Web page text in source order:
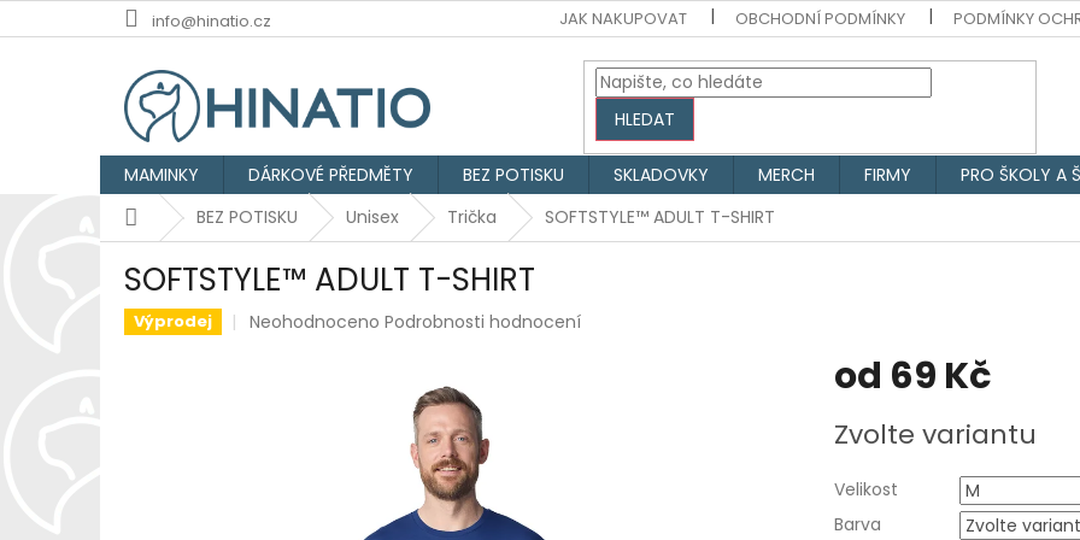
na
info@hinatio.cz JAK NAKUPOVAT OBCHODNÍ PODMÍNKY PODMÍNKY
HLEDAT
MAMINKY DÁRKOVÉ PŘEDMĚTY BEZ POTISKU SKLADOVKY MERCH FIRMY PRO ŠKOLY A
DomůBEZ POTISKU Unisex Trička SOFTSTYLE™ ADULT T-SHIRT
SOFTSTYLE™ ADULT T-SHIRT
Výprodej
Průměrné
Neohodnoceno Podrobnosti hodnocení
od 69 Kč
cena:
Zvolte variantu
Velikost
Barva